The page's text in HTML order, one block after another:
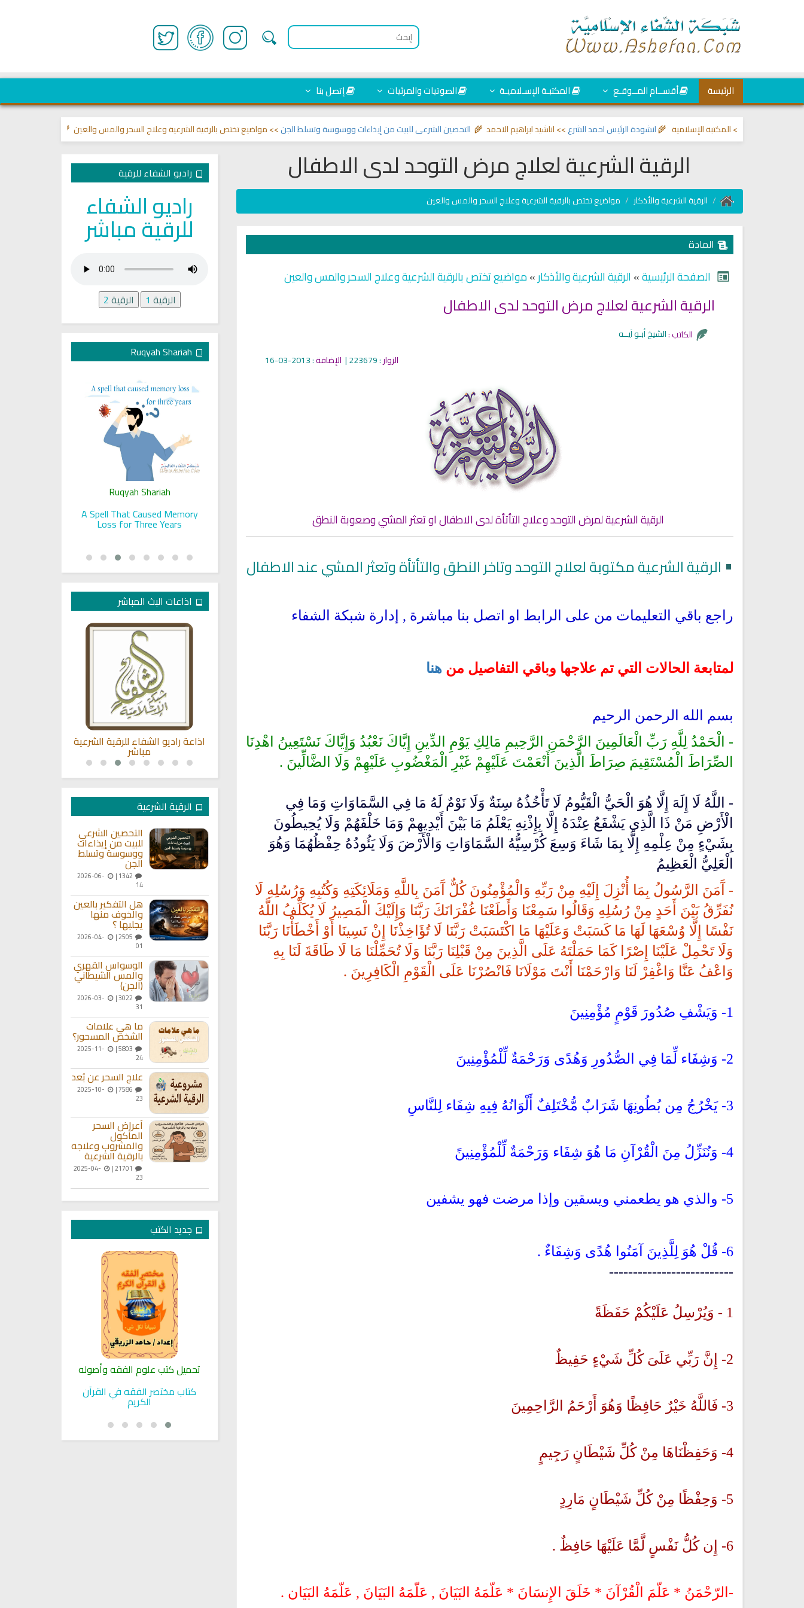
الرئيسة أقســام المــوقـع المكتبـة الإسـلاميـة الصوتيات والمرئيات إتصل بنا
قناة وشفاء لما في التحصين الشرعي للبيت من إيذاءات ووسوسة وتسلط الجن>> مواضيع تختص بالرقية الشرعية وعلاج السحر والمس والعين 🌾 انشودة الرئيس احمد الشرع>> اناشيد ابراهيم الاحمد 🌾 >> المكتبة الإسلامية 🌾
الرقية الشرعية لعلاج مرض التوحد لدى الاطفال
الرقية الشرعية والأذكار مواضيع تختص بالرقية الشرعية وعلاج السحر والمس والعين
المادة
الصفحة الرئيسية»الرقية الشرعية والأذكار»مواضيع تختص بالرقية الشرعية وعلاج السحر والمس والعين
الكاتب :
الزوار: 223679 | الإضافة: 2013-03-16
الرقية الشرعية لمرض التوحد وعلاج التأتأة لدى الاطفال او تعثر المشي وصعوبة النطق
• الرقية الشرعية مكتوبة لعلاج التوحد وتاخر النطق والتأتأة وتعثر المشي عند الاطفال
راجع باقي التعليمات من على الرابط او اتصل بنا مباشرة , إدارة شبكة الشفاء
لمتابعة الحالات التي تم علاجها وباقي التفاصيل منهنا
بسم الله الرحمن الرحيم
- الْحَمْدُ لِلَّهِ رَبِّ الْعَالَمِينَ الرَّحْمَنِ الرَّحِيمِ مَالِكِ يَوْمِ الدِّينِ إِيَّاكَ نَعْبُدُ وَإِيَّاكَ نَسْتَعِينُ اهْدِنَا
الصِّرَاطَ الْمُسْتَقِيمَ صِرَاطَ الَّذِينَ أَنْعَمْتَ عَلَيْهِمْ غَيْرِ الْمَغْضُوبِ عَلَيْهِمْ وَلَا الضَّالِّينَ .
- اللَّهُ لَا إِلَهَ إِلَّا هُوَ الْحَيُّ الْقَيُّومُ لَا تَأْخُذُهُ سِنَةٌ وَلَا نَوْمٌ لَهُ مَا فِي السَّمَاوَاتِ وَمَا فِي
الْأَرْضِ مَنْ ذَا الَّذِي يَشْفَعُ عِنْدَهُ إِلَّا بِإِذْنِهِ يَعْلَمُ مَا بَيْنَ أَيْدِيهِمْ وَمَا خَلْفَهُمْ وَلَا يُحِيطُونَ
بِشَيْءٍ مِنْ عِلْمِهِ إِلَّا بِمَا شَاءَ وَسِعَ كُرْسِيُّهُ السَّمَاوَاتِ وَالْأَرْضَ وَلَا يَئُودُهُ حِفْظُهُمَا وَهُوَ
الْعَلِيُّ الْعَظِيمُ
- آَمَنَ الرَّسُولُ بِمَا أُنْزِلَ إِلَيْهِ مِنْ رَبِّهِ وَالْمُؤْمِنُونَ كُلٌّ آَمَنَ بِاللَّهِ وَمَلَائِكَتِهِ وَكُتُبِهِ وَرُسُلِهِ لَا
نُفَرِّقُ بَيْنَ أَحَدٍ مِنْ رُسُلِهِ وَقَالُوا سَمِعْنَا وَأَطَعْنَا غُفْرَانَكَ رَبَّنَا وَإِلَيْكَ الْمَصِيرُ لَا يُكَلِّفُ اللَّهُ
نَفْسًا إِلَّا وُسْعَهَا لَهَا مَا كَسَبَتْ وَعَلَيْهَا مَا اكْتَسَبَتْ رَبَّنَا لَا تُؤَاخِذْنَا إِنْ نَسِينَا أَوْ أَخْطَأْنَا رَبَّنَا
وَلَا تَحْمِلْ عَلَيْنَا إِصْرًا كَمَا حَمَلْتَهُ عَلَى الَّذِينَ مِنْ قَبْلِنَا رَبَّنَا وَلَا تُحَمِّلْنَا مَا لَا طَاقَةَ لَنَا بِهِ
وَاعْفُ عَنَّا وَاغْفِرْ لَنَا وَارْحَمْنَا أَنْتَ مَوْلَانَا فَانْصُرْنَا عَلَى الْقَوْمِ الْكَافِرِينَ .
1- وَيَشْفِ صُدُورَ قَوْمٍ مُؤْمِنِينَ
2- وَشِفَاء لِّمَا فِي الصُّدُورِ وَهُدًى وَرَحْمَةٌ لِّلْمُؤْمِنِينَ
3- يَخْرُجُ مِن بُطُونِهَا شَرَابٌ مُّخْتَلِفٌ أَلْوَانُهُ فِيهِ شِفَاء لِلنَّاسِ
4- وَنُنَزِّلُ مِنَ الْقُرْآنِ مَا هُوَ شِفَاء وَرَحْمَةٌ لِّلْمُؤْمِنِينً
5- والذي هو يطعمني ويسقين وإذا مرضت فهو يشفين
6- قُلْ هُوَ لِلَّذِينَ آمَنُوا هُدًى وَشِفَاءٌ .
--------------------------
1 - وَيُرْسِلُ عَلَيْكُمْ حَفَظَةً
2- إِنَّ رَبِّي عَلَىَ كُلِّ شَيْءٍ حَفِيظٌ
3- فَاللَّهُ خَيْرٌ حَافِظًا وَهُوَ أَرْحَمُ الرَّاحِمِينَ
4- وَحَفِظْنَاهَا مِنْ كُلِّ شَيْطَانٍ رَجِيمٍ
5- وَحِفْظًا مِنْ كُلِّ شَيْطَانٍ مَارِدٍ
6- إِن كُلُّ نَفْسٍ لَّمَّا عَلَيْهَا حَافِظٌ .
-الرّحْمَنُ * عَلّمَ الْقُرْآنَ * خَلَقَ الإِنسَانَ * عَلّمَهُ البَيَانَ , عَلّمَهُ البَيَانَ , عَلّمَهُ البَيَان .
راديو الشفاء للرقية
راديو الشفاء
للرقية مباشر
الرقية 1 الرقية2
and the evil eye
Ruqyah Shariah Full Mishary
Rashid Al Afasy Mp3 الرقية
الشرعية
Sihir Jin Yahudi pada Seorang
Wanita
A Jewish Jinns Spell on a Woman
Ruqyah Shariah
A Spell That Caused Memory
Loss for Three Years
اذاعات البث المباشر
اذاعة القران الكريم مباشر من
نابلس فلسطين
راديو مباشر للقرآن الكريم الشيخ
محمد جبريل
القران الكريم مباشرة بصوت الشيخ
ماهر المعيقلي
البث المباشر للقران الكريم بصوت
الشيخ فارس عباد
اذاعة راديو الشفاء للرقية الشرعية
مباشر
الرقية الشرعية
التحصين الشرعي
للبيت من إيذاءات
ووسوسة وتسلط
الجن
2026-06-
14
هل التفكير بالعين
والخوف منها
يجلبها ؟
2026-04-
01
الوسواس القهري
والمس الشيطاني
(الجن)
2026-03-
31
ما هي علامات
الشخص المسحور؟
2025-11-
24
علاج السحر عن بُعد
2025-10-
23
أعراض السحر
المأكول
والمشروب وعلاجه
بالرقية الشرعية
2025-04-
23
جديد الكتب
كتب الأسرة والمرأة المسلمة
كتاب تربية الاولاد في الاسلام
تحميل كتب السيرة النبوية
السيرة النبوية للأطفال والناشئة
تحميل كتب علوم الفقه وأصوله
كتاب مختصر الفقه في القرآن
الكريم